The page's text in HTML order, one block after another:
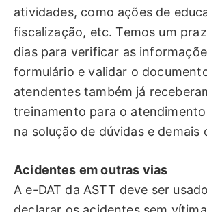
atividades, como ações de
fiscalização, etc. Temos um
dias para verificar as
formulário e validar o
atendentes também já
treinamento para o
na solução de dúvidas e demais
Acidentes em outras vias
A e-DAT da ASTT deve ser